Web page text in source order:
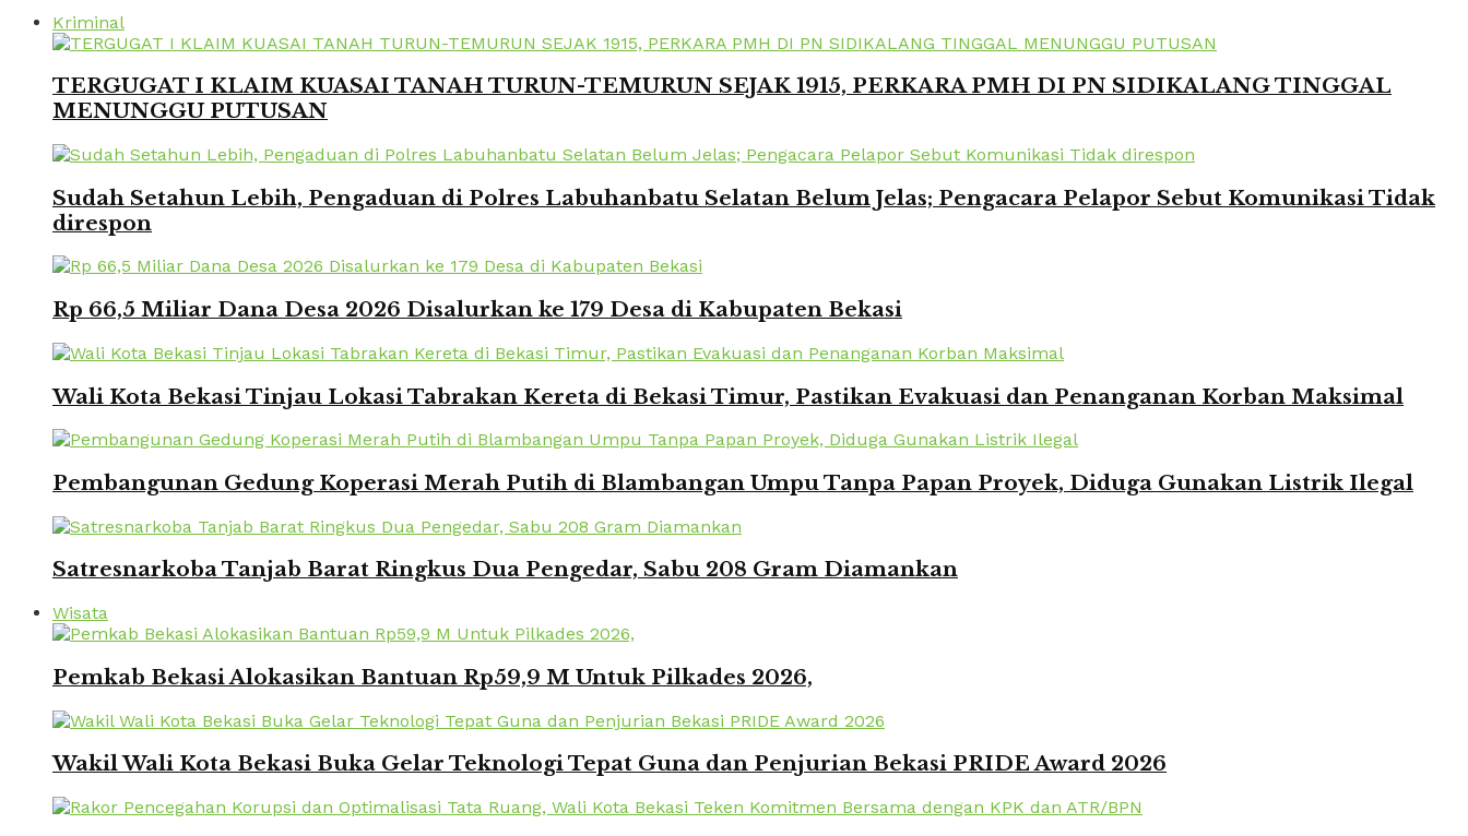
Kriminal
TERGUGAT I KLAIM KUASAI TANAH TURUN-TEMURUN SEJAK 1915, PERKARA PMH DI PN SIDIKALANG TINGGAL
MENUNGGU PUTUSAN
Sudah Setahun Lebih, Pengaduan di Polres Labuhanbatu Selatan Belum Jelas; Pengacara Pelapor Sebut Komunikasi Tidak
direspon
Rp 66,5 Miliar Dana Desa 2026 Disalurkan ke 179 Desa di Kabupaten Bekasi
Wali Kota Bekasi Tinjau Lokasi Tabrakan Kereta di Bekasi Timur, Pastikan Evakuasi dan Penanganan Korban Maksimal
Pembangunan Gedung Koperasi Merah Putih di Blambangan Umpu Tanpa Papan Proyek, Diduga Gunakan Listrik Ilegal
Satresnarkoba Tanjab Barat Ringkus Dua Pengedar, Sabu 208 Gram Diamankan
Wisata
Pemkab Bekasi Alokasikan Bantuan Rp59,9 M Untuk Pilkades 2026,
Wakil Wali Kota Bekasi Buka Gelar Teknologi Tepat Guna dan Penjurian Bekasi PRIDE Award 2026